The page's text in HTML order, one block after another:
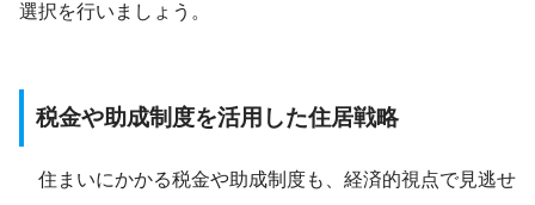
選択を行いましょう。
税金や助成制度を活用した住居戦略
住まいにかかる税金や助成制度も、経済的視点で見逃せ